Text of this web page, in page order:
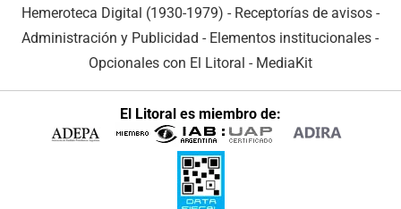
Hemeroteca Digital (1930-1979) - Receptorías de avisos -
Administración y Publicidad - Elementos institucionales -
Opcionales con El Litoral - MediaKit
El Litoral es miembro de: